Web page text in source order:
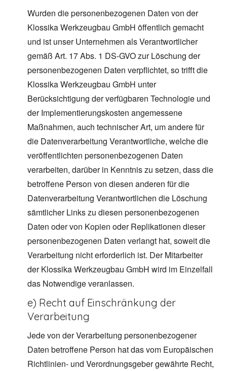
Wurden die personenbezogenen Daten von der
Klossika Werkzeugbau GmbH öffentlich gemacht
und ist unser Unternehmen als Verantwortlicher
gemäß Art. 17 Abs. 1 DS-GVO zur Löschung der
personenbezogenen Daten verpflichtet, so trifft die
Klossika Werkzeugbau GmbH unter
Berücksichtigung der verfügbaren Technologie und
der Implementierungskosten angemessene
Maßnahmen, auch technischer Art, um andere für
die Datenverarbeitung Verantwortliche, welche die
veröffentlichten personenbezogenen Daten
verarbeiten, darüber in Kenntnis zu setzen, dass die
betroffene Person von diesen anderen für die
Datenverarbeitung Verantwortlichen die Löschung
sämtlicher Links zu diesen personenbezogenen
Daten oder von Kopien oder Replikationen dieser
personenbezogenen Daten verlangt hat, soweit die
Verarbeitung nicht erforderlich ist. Der Mitarbeiter
der Klossika Werkzeugbau GmbH wird im Einzelfall
das Notwendige veranlassen.
e) Recht auf Einschränkung der
Verarbeitung
Jede von der Verarbeitung personenbezogener
Daten betroffene Person hat das vom Europäischen
Richtlinien- und Verordnungsgeber gewährte Recht,